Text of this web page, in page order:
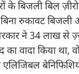
के बिजली बिल
रुकावट बिजली
ने 34 लाख से
वादा किया था,